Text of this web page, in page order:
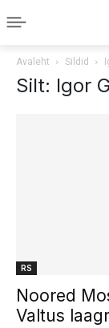
Avaleht Sildid
Silt: Igor
RS
Noored
Valtus